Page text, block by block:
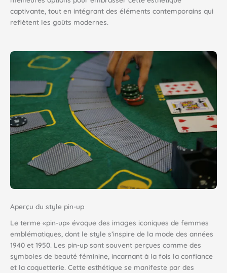
captivante, tout en intégrant des éléments contemporains qui
reflètent les goûts modernes.
Aperçu du style pin-up
Le terme «pin-up» évoque des images iconiques de femmes
emblématiques, dont le style s’inspire de la mode des années
1940 et 1950. Les pin-up sont souvent perçues comme des
symboles de beauté féminine, incarnant à la fois la confiance
et la coquetterie. Cette esthétique se manifeste par des